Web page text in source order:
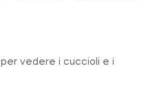
per vedere i cuccioli e i